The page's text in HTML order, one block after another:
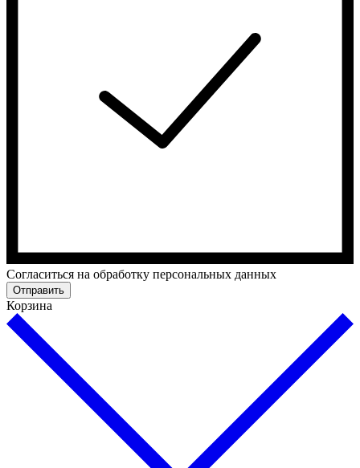
Cогласиться на обработку персональных данных
Отправить
Корзина